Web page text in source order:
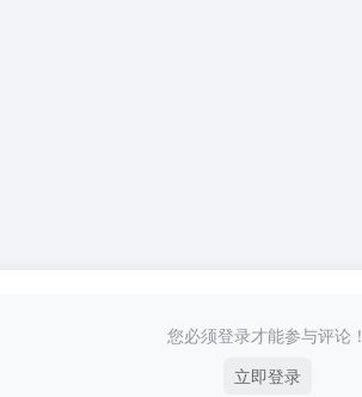
您必须登录才能参与评论！
立即登录